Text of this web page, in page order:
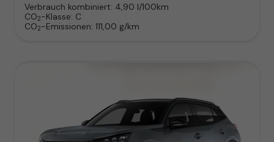
Verbrauch kombiniert: 4,90 l/100km
CO2-Klasse: C
CO2-Emissionen: 111,00 g/km